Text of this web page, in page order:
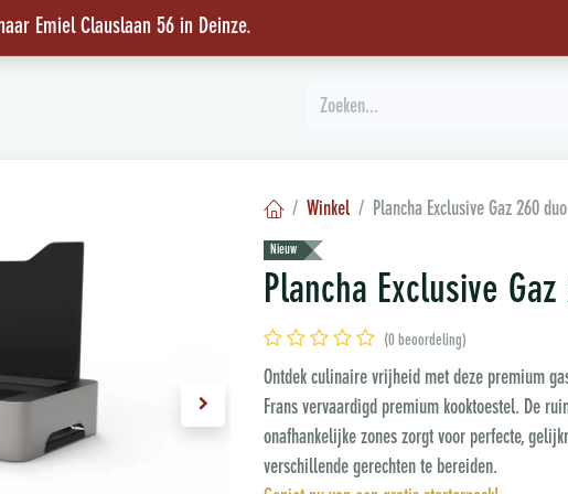
Emiel Clauslaan 56 in Deinze.
Winkel Plancha Exclusive Gaz 260 duo
Nieuw
Plancha Exclusive
(0 beoordeling)
Ontdek culinaire vrijheid met deze premium
Frans vervaardigd premium kooktoestel. De
onafhankelijke zones zorgt voor perfecte,
verschillende gerechten te bereiden.